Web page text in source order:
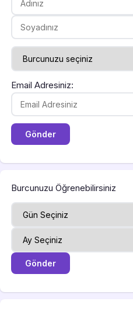
Email Adresiniz:
Burcunuzu Öğrenebilirsiniz